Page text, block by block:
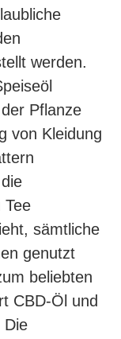
werden.
Pflanze
von Kleidung
Tee
sämtliche
genutzt
beliebten
CBD-Öl und
Die